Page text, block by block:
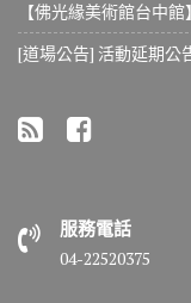
【佛光緣美術館台中
[道場公告] 活動延期公
服務電話
04-22520375